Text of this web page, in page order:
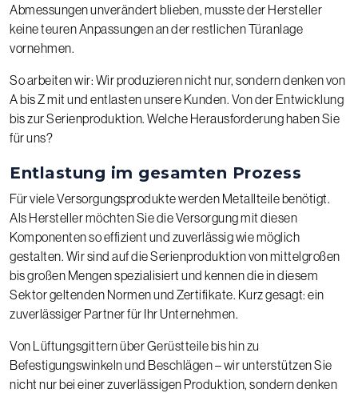
Abmessungen unverändert blieben, musste der Hersteller
keine teuren Anpassungen an der restlichen Türanlage
vornehmen.
So arbeiten wir: Wir produzieren nicht nur, sondern denken von
A bis Z mit und entlasten unsere Kunden. Von der Entwicklung
bis zur Serienproduktion. Welche Herausforderung haben Sie
für uns?
Entlastung im gesamten Prozess
Für viele Versorgungsprodukte werden Metallteile benötigt.
Als Hersteller möchten Sie die Versorgung mit diesen
Komponenten so effizient und zuverlässig wie möglich
gestalten. Wir sind auf die Serienproduktion von mittelgroßen
bis großen Mengen spezialisiert und kennen die in diesem
Sektor geltenden Normen und Zertifikate. Kurz gesagt: ein
zuverlässiger Partner für Ihr Unternehmen.
Von Lüftungsgittern über Gerüstteile bis hin zu
Befestigungswinkeln und Beschlägen – wir unterstützen Sie
nicht nur bei einer zuverlässigen Produktion, sondern denken